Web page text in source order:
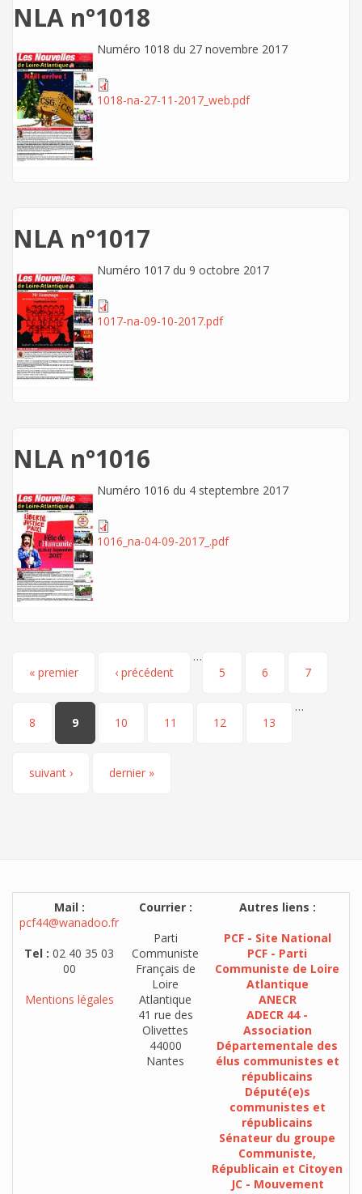
NLA n°1018
Numéro 1018 du 27 novembre 2017
1018-na-27-11-2017_web.pdf
NLA n°1017
Numéro 1017 du 9 octobre 2017
1017-na-09-10-2017.pdf
NLA n°1016
Numéro 1016 du 4 steptembre 2017
1016_na-04-09-2017_.pdf
Pages
« premier ‹ précédent
…
5
6 7
8 9 10 11 12 13
…
suivant › dernier »
Mail :
pcf44@wanadoo.fr
Tel : 02 40 35 03
00
Mentions légales
Courrier :
Parti
Communiste
Français de
Loire
Atlantique
41 rue des
Olivettes
44000
Nantes
Autres liens :
PCF - Site National
PCF - Parti
Communiste de Loire
Atlantique
ANECR
ADECR 44 -
Association
Départementale des
élus communistes et
républicains
Député(e)s
communistes et
républicains
Sénateur du groupe
Communiste,
Républicain et Citoyen
JC - Mouvement